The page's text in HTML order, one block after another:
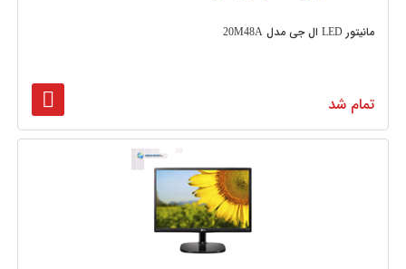
مانیتور LED ال جی مدل 20M48A
تمام شد